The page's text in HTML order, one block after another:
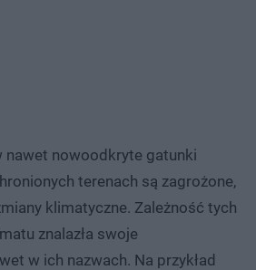
nawet nowoodkryte gatunki
terenach są zagrożone,
klimatyczne. Zależność tych
znalazła swoje
w ich nazwach. Na przykład